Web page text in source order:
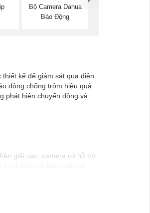
Bộ Camera Dahua
Báo Động
kế để giám sát qua điện
động chống trộm hiệu quả
phát hiện chuyển động và
giải cao, camera có hỗ trợ